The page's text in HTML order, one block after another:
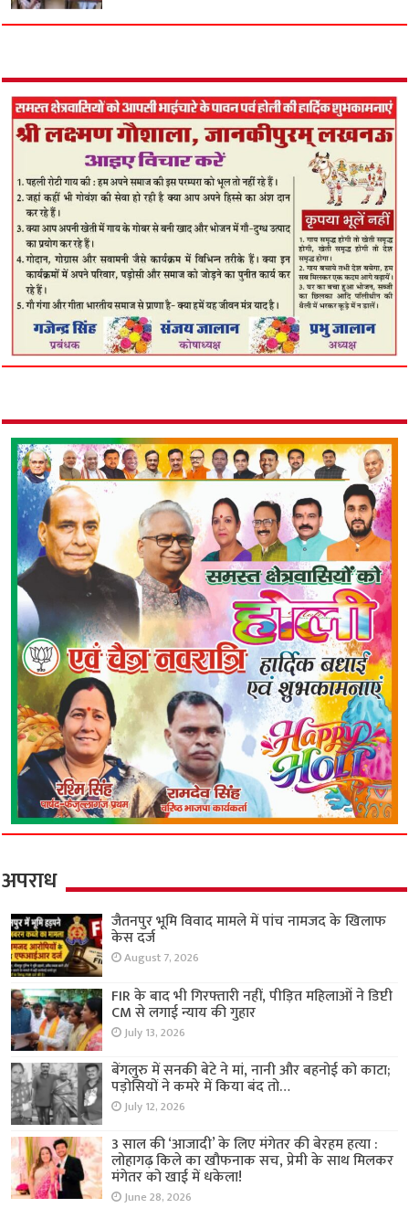
अपराध
जैतनपुर भूमि विवाद मामले में पांच नामजद के खिलाफ
केस दर्ज
August 7, 2026
FIR के बाद भी गिरफ्तारी नहीं, पीड़ित महिलाओं ने डिप्टी
CM से लगाई न्याय की गुहार
July 13, 2026
बेंगलुरु में सनकी बेटे ने मां, नानी और बहनोई को काटा;
पड़ोसियों ने कमरे में किया बंद तो…
July 12, 2026
3 साल की ‘आजादी’ के लिए मंगेतर की बेरहम हत्या :
लोहागढ़ किले का खौफनाक सच, प्रेमी के साथ मिलकर
मंगेतर को खाई में धकेला!
June 28, 2026